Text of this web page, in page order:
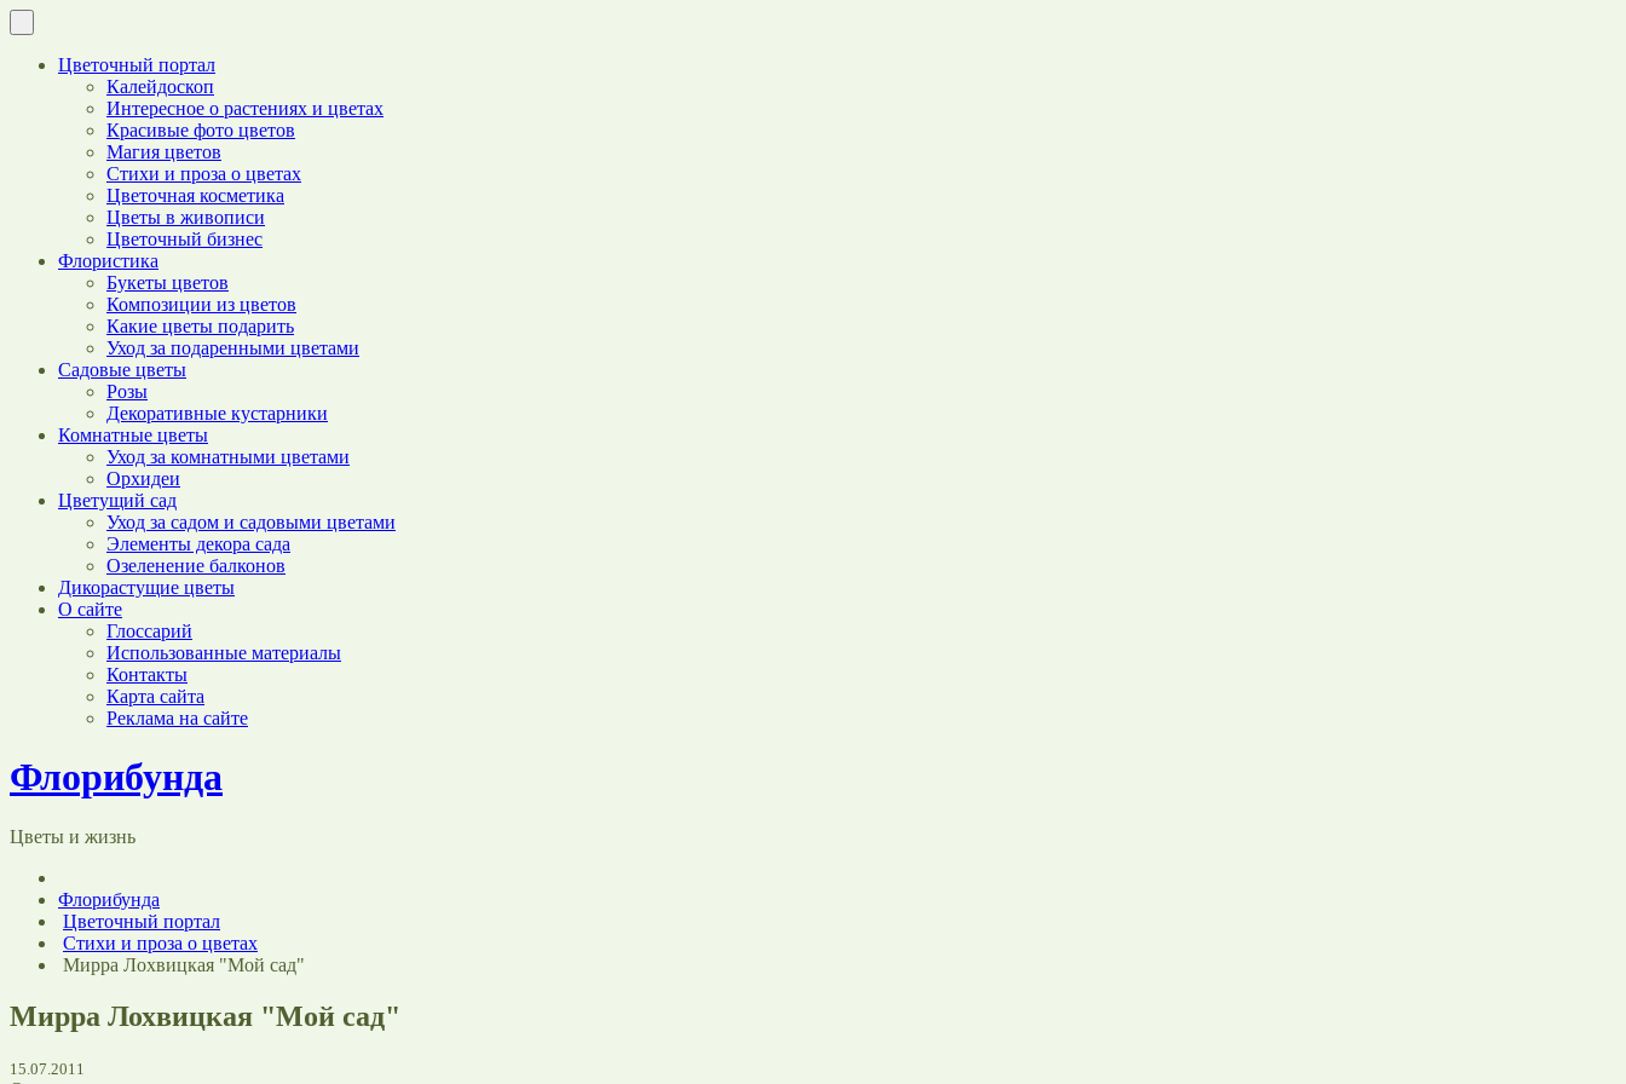
Цветочный портал
Калейдоскоп
Интересное о растениях и цветах
Красивые фото цветов
Магия цветов
Стихи и проза о цветах
Цветочная косметика
Цветы в живописи
Цветочный бизнес
Флористика
Букеты цветов
Композиции из цветов
Какие цветы подарить
Уход за подаренными цветами
Садовые цветы
Розы
Декоративные кустарники
Комнатные цветы
Уход за комнатными цветами
Орхидеи
Цветущий сад
Уход за садом и садовыми цветами
Элементы декора сада
Озеленение балконов
Дикорастущие цветы
О сайте
Глоссарий
Использованные материалы
Контакты
Карта сайта
Реклама на сайте
Флорибунда
Цветы и жизнь
Флорибунда
Цветочный портал
Стихи и проза о цветах
Мирра Лохвицкая "Мой сад"
Мирра Лохвицкая "Мой сад"
15.07.2011